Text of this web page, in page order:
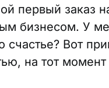
первый заказ
бизнесом. У
Вот
на тот